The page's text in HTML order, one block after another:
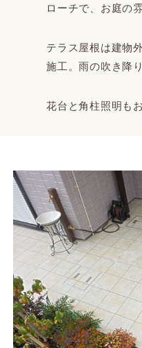
ローチで、お庭の
テラス屋根は建物
施工。雨の吹き降
花台と角柱照明も